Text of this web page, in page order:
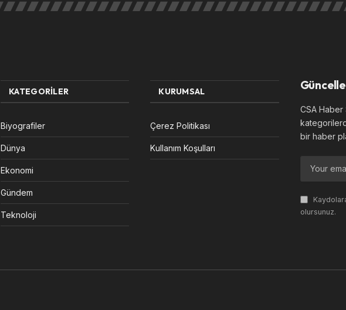
KATEGORILER
Biyografiler
Dünya
Ekonomi
Gündem
Teknoloji
KURUMSAL
Çerez Politikası
Kullanım Koşulları
CSA
bir haber
olursunuz.